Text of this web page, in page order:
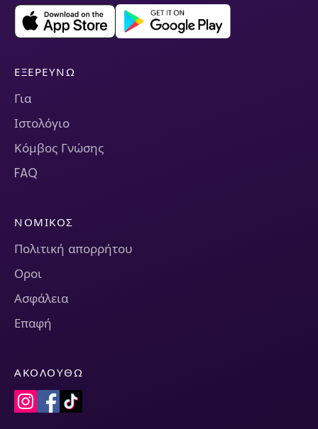
ΕΞΕΡΕΥΝΏ
Για
Ιστολόγιο
Κόμβος Γνώσης
FAQ
ΝΟΜΙΚΌΣ
Πολιτική απορρήτου
Οροι
Ασφάλεια
Επαφή
ΑΚΟΛΟΥΘΏ